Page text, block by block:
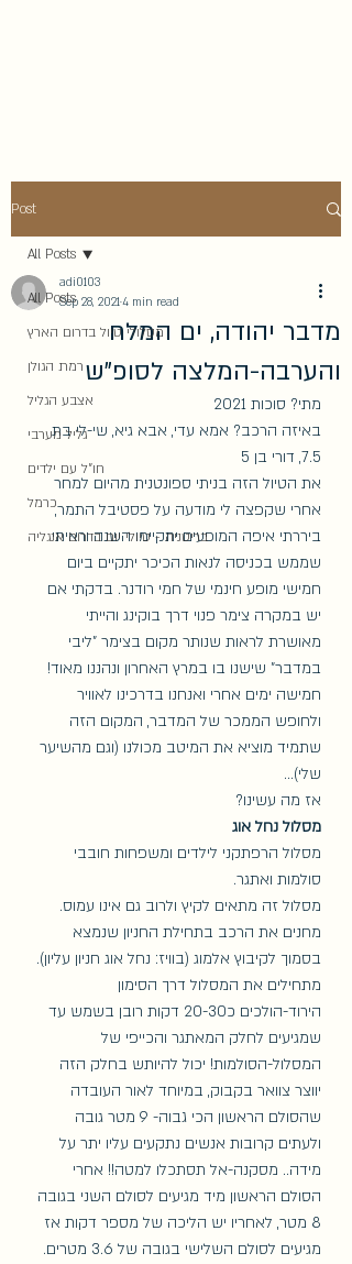
Post
All Posts
מסלולי טיול בדרום הארץ
רמת הגולן
אצבע הגליל
גליל מערבי
חו"ל עם ילדים
כרמל
בריטניה - טיולי יום בדרום אנגליה
All Posts
מדבר יהודה, ים המלח
והערבה-המלצה לסופ"ש
adi0103
Sep 28, 20214 min read
מתי? סוכות 2021
באיזה הרכב? אמא עדי, אבא גיא, שי-לי בת
7.5, דורי בן 5
את הטיול הזה בניתי ספונטנית מהיום למחר
אחרי שקפצה לי מודעה על פסטיבל התמר,
ביררתי איפה המופעים יתקיימו השנה וראיתי
שממש בכניסה לנאות הכיכר יתקיים ביום
חמישי מופע חינמי של חמי רודנר. בדקתי אם
יש במקרה צימר פנוי דרך בוקינג והייתי
מאושרת לראות שנותר מקום בצימר "ליבי
במדבר" שישנו בו במרץ האחרון ונהננו מאוד!
חמישה ימים אחרי ואנחנו בדרכינו לאוויר
ולחופש הממכר של המדבר, המקום הזה
שתמיד מוציא את המיטב מכולנו (וגם מהשיער
שלי)...
אז מה עשינו?
מסלול נחל אוג
מסלול הרפתקני לילדים ומשפחות חובבי
סולמות ואתגר.
מסלול זה מתאים לקיץ ולרוב גם אינו עמוס.
מחנים את הרכב בתחילת החניון שנמצא
בסמוך לקיבוץ אלמוג (בוויז: נחל אוג חניון עליון).
מתחילים את המסלול דרך הסימון
הירוד-הולכים כ20-30 דקות רובן בשמש עד
שמגיעים לחלק המאתגר והכייפי של
המסלול-הסולמות! יכול להיותש בחלק הזה
יווצר צוואר בקבוק, במיוחד לאור העובדה
שהסולם הראשון הכי גבוה- 9 מטר גובה
ולעתים קרובות אנשים נתקעים עליו יתר על
מידה.. מסקנה-אל תסתכלו למטה!! אחרי
הסולם הראשון מיד מגיעים לסולם השני בגובה
8 מטר, לאחריו יש הליכה של מספר דקות אז
מגיעים לסולם השלישי בגובה של 3.6 מטרים.